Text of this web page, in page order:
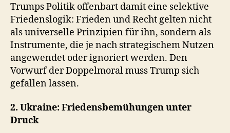
Trumps Politik offenbart damit eine selektive
Friedenslogik: Frieden und Recht gelten nicht
als universelle Prinzipien für ihn, sondern als
Instrumente, die je nach strategischem Nutzen
angewendet oder ignoriert werden. Den
Vorwurf der Doppelmoral muss Trump sich
gefallen lassen.
2. Ukraine: Friedensbemühungen unter
Druck